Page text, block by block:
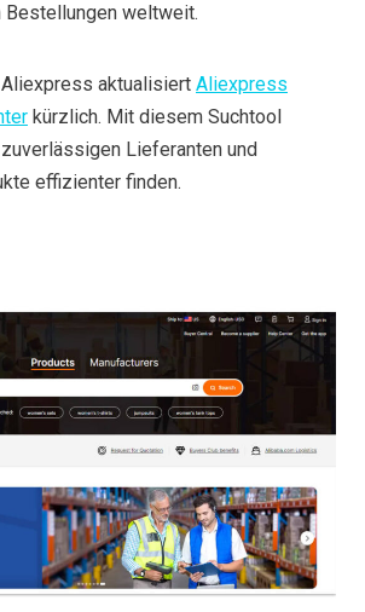
Bestellungen weltweit.
aktualisiert Aliexpress
kürzlich. Mit diesem Suchtool
Lieferanten und
effizienter finden.